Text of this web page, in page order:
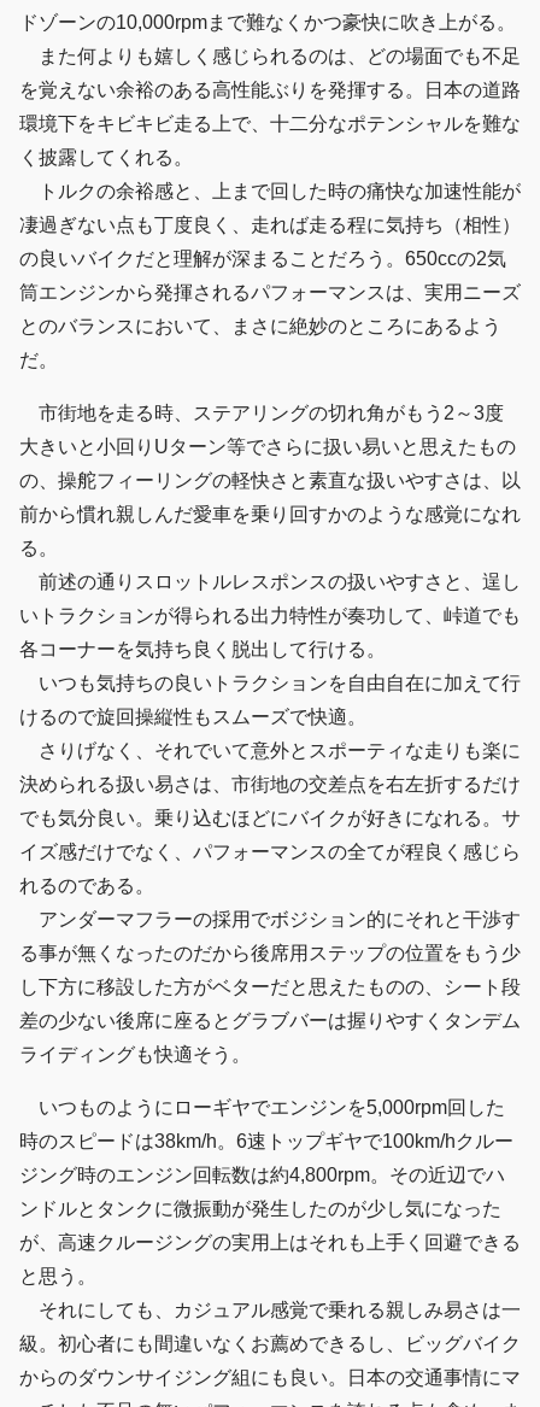
ドゾーンの10,000rpmまで難なくかつ豪快に吹き上がる。
また何よりも嬉しく感じられるのは、どの場面でも不足
を覚えない余裕のある高性能ぶりを発揮する。日本の道路
環境下をキビキビ走る上で、十二分なポテンシャルを難な
く披露してくれる。
トルクの余裕感と、上まで回した時の痛快な加速性能が
凄過ぎない点も丁度良く、走れば走る程に気持ち（相性）
の良いバイクだと理解が深まることだろう。650ccの2気
筒エンジンから発揮されるパフォーマンスは、実用ニーズ
とのバランスにおいて、まさに絶妙のところにあるよう
だ。
市街地を走る時、ステアリングの切れ角がもう2～3度
大きいと小回りUターン等でさらに扱い易いと思えたもの
の、操舵フィーリングの軽快さと素直な扱いやすさは、以
前から慣れ親しんだ愛車を乗り回すかのような感覚になれ
る。
前述の通りスロットルレスポンスの扱いやすさと、逞し
いトラクションが得られる出力特性が奏功して、峠道でも
各コーナーを気持ち良く脱出して行ける。
いつも気持ちの良いトラクションを自由自在に加えて行
けるので旋回操縦性もスムーズで快適。
さりげなく、それでいて意外とスポーティな走りも楽に
決められる扱い易さは、市街地の交差点を右左折するだけ
でも気分良い。乗り込むほどにバイクが好きになれる。サ
イズ感だけでなく、パフォーマンスの全てが程良く感じら
れるのである。
アンダーマフラーの採用でボジション的にそれと干渉す
る事が無くなったのだから後席用ステップの位置をもう少
し下方に移設した方がベターだと思えたものの、シート段
差の少ない後席に座るとグラブバーは握りやすくタンデム
ライディングも快適そう。
いつものようにローギヤでエンジンを5,000rpm回した
時のスピードは38km/h。6速トップギヤで100km/hクルー
ジング時のエンジン回転数は約4,800rpm。その近辺でハ
ンドルとタンクに微振動が発生したのが少し気になった
が、高速クルージングの実用上はそれも上手く回避できる
と思う。
それにしても、カジュアル感覚で乗れる親しみ易さは一
級。初心者にも間違いなくお薦めできるし、ビッグバイク
からのダウンサイジング組にも良い。日本の交通事情にマ